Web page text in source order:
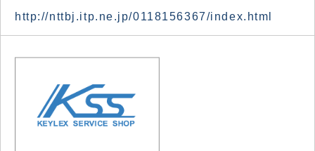
http://nttbj.itp.ne.jp/0118156367/index.html